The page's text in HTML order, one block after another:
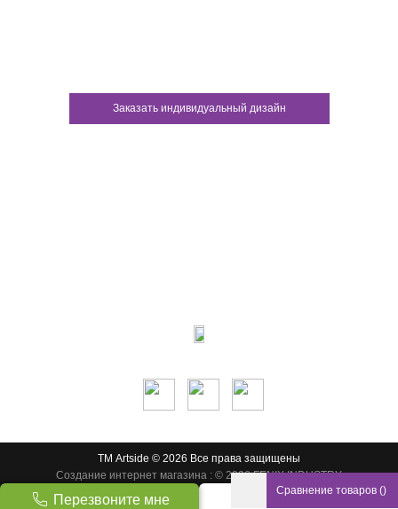
Заказать индивидуальный дизайн
ТМ Artside © 2026 Все права защищены
Создание интернет магазина : © 2026 FENIX INDUSTRY
Сравнение товаров ()
Наверх
Перезвоните мне